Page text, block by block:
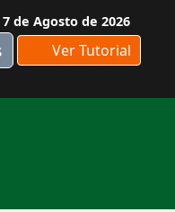
de Agosto de 2026
Ver Tutorial